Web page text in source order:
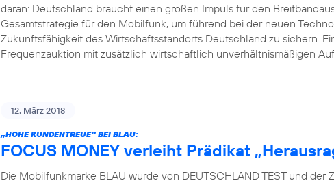
daran: Deutschland braucht einen großen Impuls für den
Gesamtstrategie für den Mobilfunk, um führend bei der neuen
Zukunftsfähigkeit des Wirtschaftsstandorts Deutschland zu sichern.
Frequenzauktion mit zusätzlich wirtschaftlich unverhältnismäßigen
12. März 2018
„HOHE KUNDENTREUE“ BEI BLAU:
FOCUS MONEY verleiht Prädikat
Die Mobilfunkmarke BLAU wurde von DEUTSCHLAND TEST und der